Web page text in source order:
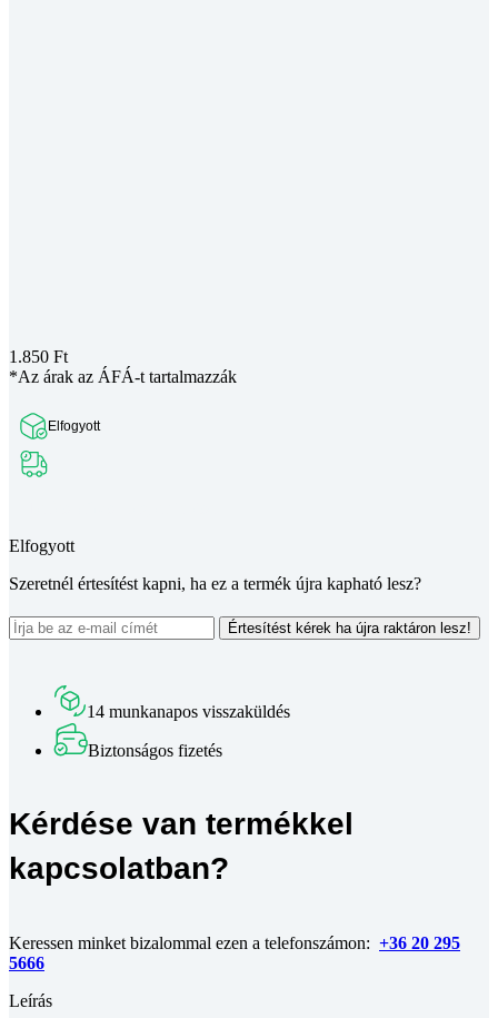
1.850 Ft
*Az árak az ÁFÁ-t tartalmazzák
Elfogyott
Elfogyott
Szeretnél értesítést kapni, ha ez a termék újra kapható lesz?
Értesítést kérek ha újra raktáron lesz!
14 munkanapos visszaküldés
Biztonságos fizetés
Kérdése van termékkel
kapcsolatban?
Keressen minket bizalommal ezen a telefonszámon: +36 20 295
5666
Leírás